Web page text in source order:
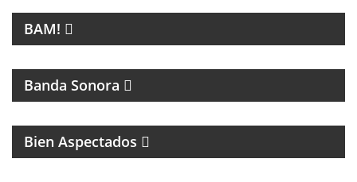
BAM!
Banda Sonora
Bien Aspectados